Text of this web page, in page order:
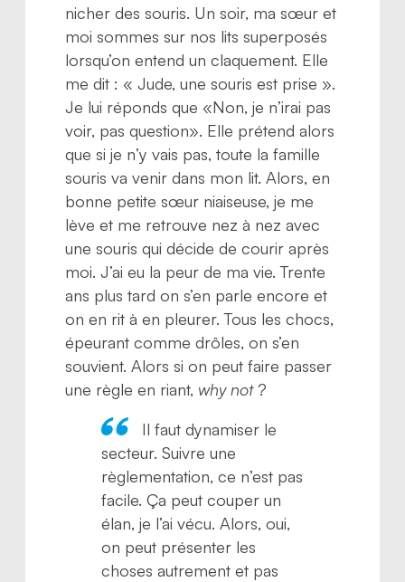
nicher des souris. Un soir, ma sœur et
moi sommes sur nos lits superposés
lorsqu’on entend un claquement. Elle
me dit : « Jude, une souris est prise ».
Je lui réponds que «Non, je n’irai pas
voir, pas question». Elle prétend alors
que si je n’y vais pas, toute la famille
souris va venir dans mon lit. Alors, en
bonne petite sœur niaiseuse, je me
lève et me retrouve nez à nez avec
une souris qui décide de courir après
moi. J’ai eu la peur de ma vie. Trente
ans plus tard on s’en parle encore et
on en rit à en pleurer. Tous les chocs,
épeurant comme drôles, on s’en
souvient. Alors si on peut faire passer
une règle en riant, why not?
Il faut dynamiser le
secteur. Suivre une
règlementation, ce n’est pas
facile. Ça peut couper un
élan, je l’ai vécu. Alors, oui,
on peut présenter les
choses autrement et pas